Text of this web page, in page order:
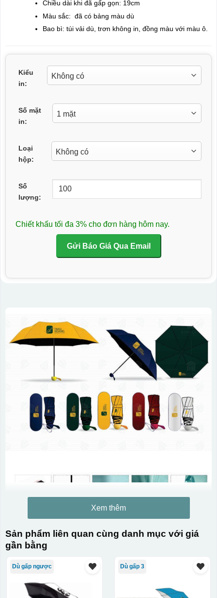
Chiều dài khi đã gấp gọn: 19cm
Màu sắc: đã có bảng màu dù
Bao bì: túi vải dù, trơn không in, đồng màu với màu ô.
Kiểu
in:
Số mặt
in:
Loại
hộp:
Số
lượng:
Chiết khấu tối đa 3% cho đơn hàng hôm nay.
Gửi Báo Giá Qua Email
Xem thêm
Sản phẩm liên quan cùng danh mục với giá
gần bằng
Dù gấp ngược Dù gấp 3